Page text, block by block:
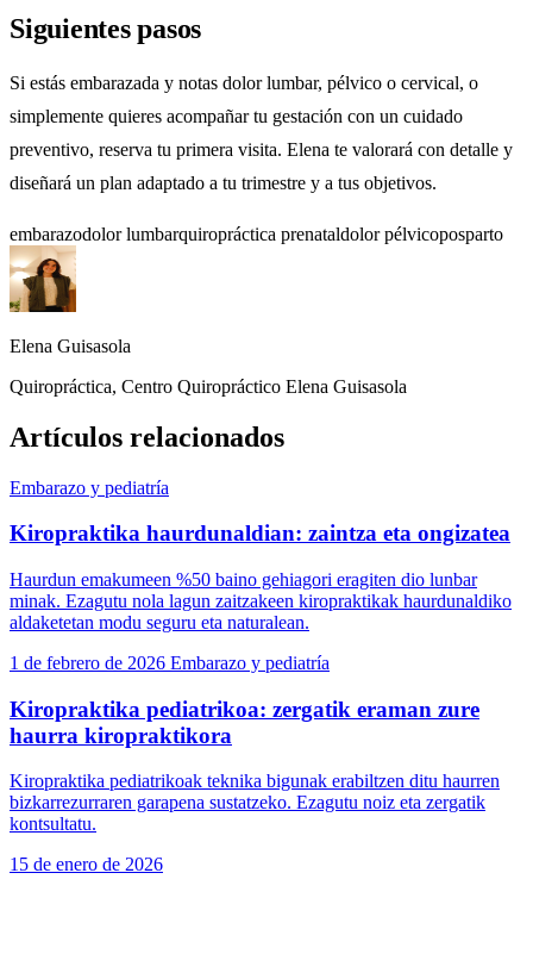
Siguientes pasos
Si estás embarazada y notas dolor lumbar, pélvico o cervical, o
simplemente quieres acompañar tu gestación con un cuidado
preventivo, reserva tu primera visita. Elena te valorará con detalle y
diseñará un plan adaptado a tu trimestre y a tus objetivos.
embarazodolor lumbarquiropráctica prenataldolor pélvicoposparto
Elena Guisasola
Quiropráctica, Centro Quiropráctico Elena Guisasola
Artículos relacionados
Embarazo y pediatría
Kiropraktika haurdunaldian: zaintza eta ongizatea
Haurdun emakumeen %50 baino gehiagori eragiten dio lunbar
minak. Ezagutu nola lagun zaitzakeen kiropraktikak haurdunaldiko
aldaketetan modu seguru eta naturalean.
1 de febrero de 2026 Embarazo y pediatría
Kiropraktika pediatrikoa: zergatik eraman zure
haurra kiropraktikora
Kiropraktika pediatrikoak teknika bigunak erabiltzen ditu haurren
bizkarrezurraren garapena sustatzeko. Ezagutu noiz eta zergatik
kontsultatu.
15 de enero de 2026